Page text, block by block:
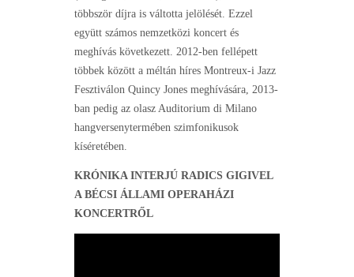
többször díjra is váltotta jelölését. Ezzel
együtt számos nemzetközi koncert és
meghívás következett. 2012-ben fellépett
többek között a méltán híres Montreux-i Jazz
Fesztiválon Quincy Jones meghívására, 2013-
ban pedig az olasz Auditorium di Milano
hangversenytermében szimfonikusok
kíséretében.
KRÓNIKA INTERJÚ RADICS GIGIVEL
A BÉCSI ÁLLAMI OPERAHÁZI
KONCERTRŐL